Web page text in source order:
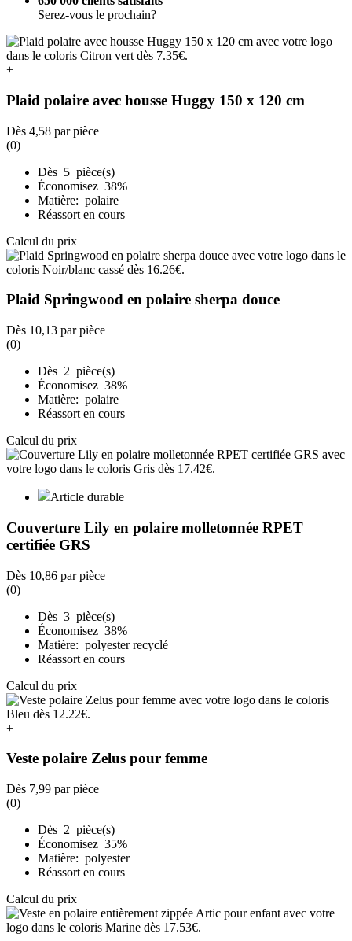
Serez-vous le prochain?
+
Plaid polaire avec housse Huggy 150 x 120 cm
Dès 4,58 par pièce
(0)
Dès 5 pièce(s)
Économisez 38%
Matière: polaire
Réassort en cours
Calcul du prix
Plaid Springwood en polaire sherpa douce
Dès 10,13 par pièce
(0)
Dès 2 pièce(s)
Économisez 38%
Matière: polaire
Réassort en cours
Calcul du prix
Article durable
Couverture Lily en polaire molletonnée RPET
certifiée GRS
Dès 10,86 par pièce
(0)
Dès 3 pièce(s)
Économisez 38%
Matière: polyester recyclé
Réassort en cours
Calcul du prix
+
Veste polaire Zelus pour femme
Dès 7,99 par pièce
(0)
Dès 2 pièce(s)
Économisez 35%
Matière: polyester
Réassort en cours
Calcul du prix